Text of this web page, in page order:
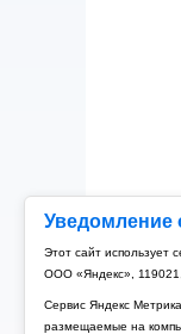
Уведомление
Этот сайт использует
ООО «Яндекс»,
Сервис Яндекс
размещаемые на